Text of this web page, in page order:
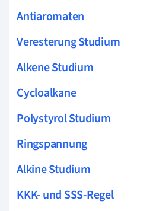
Antiaromaten
Veresterung Studium
Alkene Studium
Cycloalkane
Polystyrol Studium
Ringspannung
Alkine Studium
KKK- und SSS-Regel